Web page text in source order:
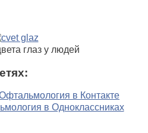
глаз у людей